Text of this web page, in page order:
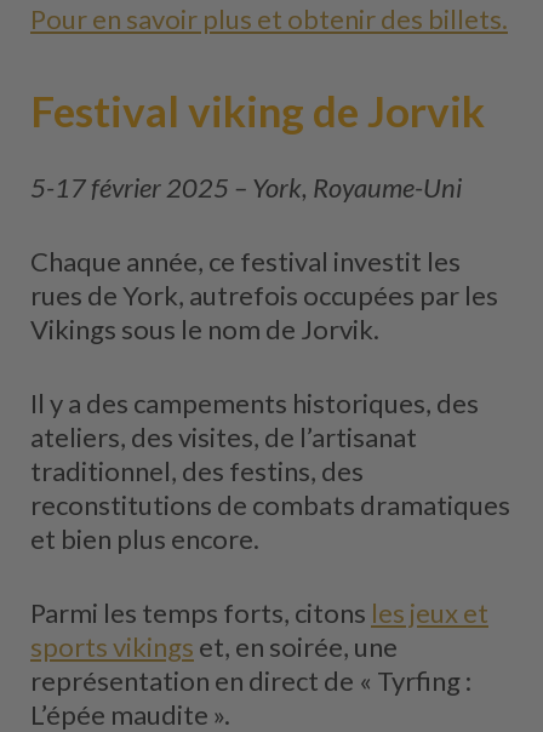
Pour en savoir plus et obtenir des billets.
Festival viking de Jorvik
5-17 février 2025 – York, Royaume-Uni
Chaque année, ce festival investit les
rues de York, autrefois occupées par les
Vikings sous le nom de Jorvik.
Il y a des campements historiques, des
ateliers, des visites, de l’artisanat
traditionnel, des festins, des
reconstitutions de combats dramatiques
et bien plus encore.
Parmi les temps forts, citons les jeux et
sports vikings et, en soirée, une
représentation en direct de « Tyrfing :
L’épée maudite ».